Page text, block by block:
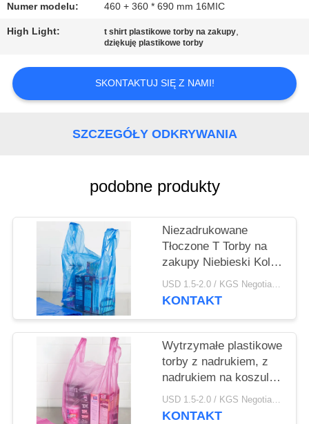
NAMI
PRZYPADKI
POLICY
Numer modelu: 460 + 360 * 690 mm 16MIC
High Light: t shirt plastikowe torby na zakupy,
dziękuję plastikowe torby
SKONTAKTUJ SIĘ Z NAMI!
SZCZEGÓŁY ODKRYWANIA
podobne produkty
Niezadrukowane
Tłoczone T Torby na
zakupy Niebieski Kolor
Custom Made RozmiarUSD 1.5-2.0 / KGS Negotiable MOQ:1000KGS
KONTAKT
Wytrzymałe plastikowe
torby z nadrukiem, z
nadrukiem na koszulki
z materiału HDPE
USD 1.5-2.0 / KGS Negotiable MOQ:1000KGS
KONTAKT